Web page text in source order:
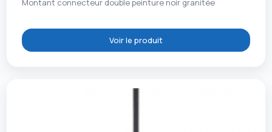
Montant connecteur double peinture noir granitée
Voir le produit